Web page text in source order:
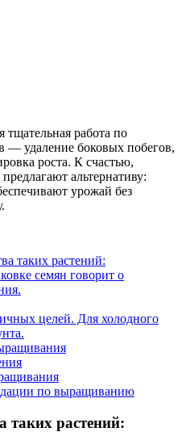
тщательная работа по
— удаление боковых побегов,
роста. К счастью,
альтернативу:
урожай без
таких растений:
семян говорит о
целей. Для холодного
по выращиванию
таких растений: